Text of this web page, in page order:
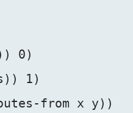
0)
1)
from x y))